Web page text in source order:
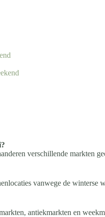
verschillende markten
vanwege de winterse
antiekmarkten en